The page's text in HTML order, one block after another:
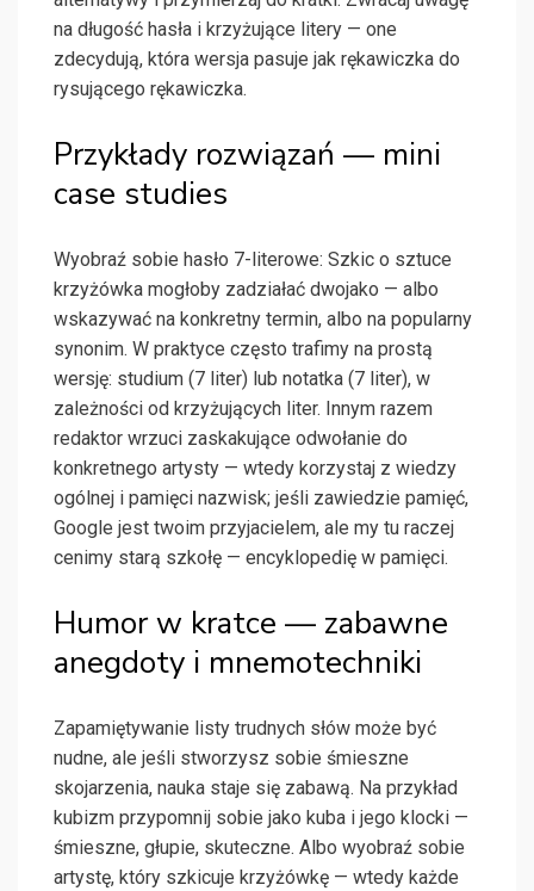
na długość hasła i krzyżujące litery — one
zdecydują, która wersja pasuje jak rękawiczka do
rysującego rękawiczka.
Przykłady rozwiązań — mini
case studies
Wyobraź sobie hasło 7-literowe: Szkic o sztuce
krzyżówka mogłoby zadziałać dwojako — albo
wskazywać na konkretny termin, albo na popularny
synonim. W praktyce często trafimy na prostą
wersję: studium (7 liter) lub notatka (7 liter), w
zależności od krzyżujących liter. Innym razem
redaktor wrzuci zaskakujące odwołanie do
konkretnego artysty — wtedy korzystaj z wiedzy
ogólnej i pamięci nazwisk; jeśli zawiedzie pamięć,
Google jest twoim przyjacielem, ale my tu raczej
cenimy starą szkołę — encyklopedię w pamięci.
Humor w kratce — zabawne
anegdoty i mnemotechniki
Zapamiętywanie listy trudnych słów może być
nudne, ale jeśli stworzysz sobie śmieszne
skojarzenia, nauka staje się zabawą. Na przykład
kubizm przypomnij sobie jako kuba i jego klocki —
śmieszne, głupie, skuteczne. Albo wyobraź sobie
artystę, który szkicuje krzyżówkę — wtedy każde